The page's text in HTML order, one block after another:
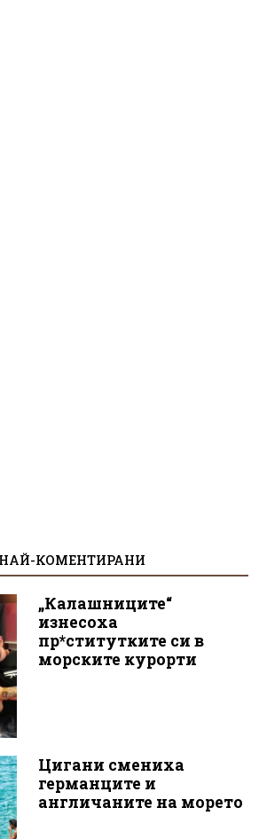
НАЙ-КОМЕНТИРАНИ
„Калашниците“
изнесоха
пр*ститутките си в
морските курорти
Цигани смениха
германците и
англичаните на морето